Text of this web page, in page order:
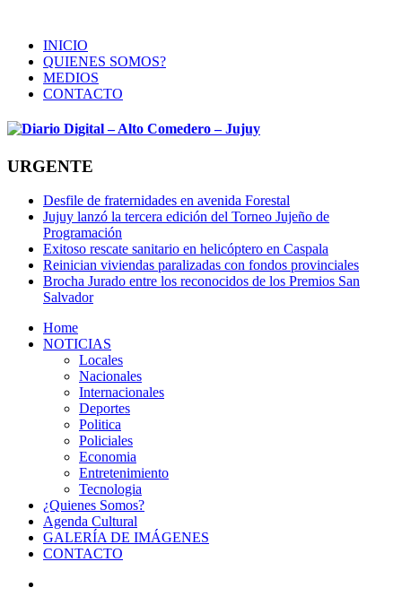
INICIO
QUIENES SOMOS?
MEDIOS
CONTACTO
URGENTE
Desfile de fraternidades en avenida Forestal
Jujuy lanzó la tercera edición del Torneo Jujeño de
Programación
Exitoso rescate sanitario en helicóptero en Caspala
Reinician viviendas paralizadas con fondos provinciales
Brocha Jurado entre los reconocidos de los Premios San
Salvador
Home
NOTICIAS
Locales
Nacionales
Internacionales
Deportes
Politica
Policiales
Economia
Entretenimiento
Tecnologia
¿Quienes Somos?
Agenda Cultural
GALERÍA DE IMÁGENES
CONTACTO